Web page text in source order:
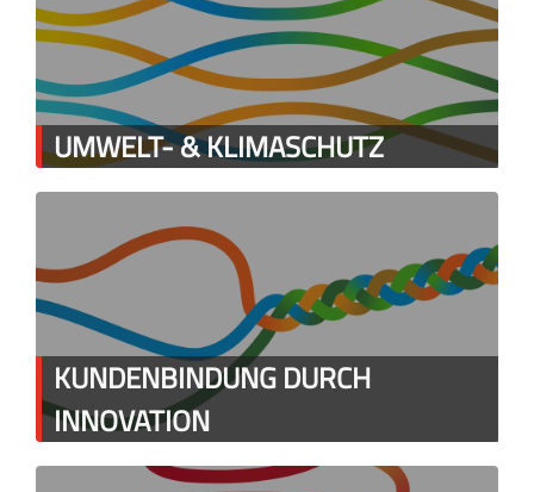
UMWELT- & KLIMASCHUTZ
KUNDENBINDUNG DURCH
INNOVATION